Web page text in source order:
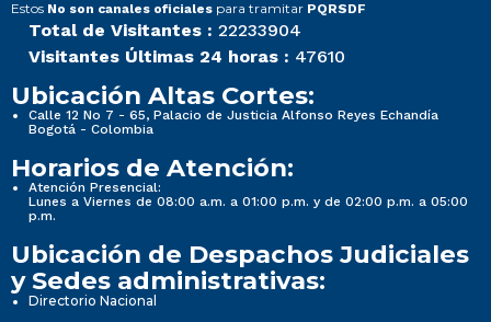
Estos No son canales oficiales para tramitar PQRSDF
Total de Visitantes : 22233904
Visitantes Últimas 24 horas : 47610
Ubicación Altas Cortes:
Calle 12 No 7 - 65, Palacio de Justicia Alfonso Reyes Echandía
Bogotá - Colombia
Horarios de Atención:
Atención Presencial:
Lunes a Viernes de 08:00 a.m. a 01:00 p.m. y de 02:00 p.m. a 05:00
p.m.
Ubicación de Despachos Judiciales
y Sedes administrativas:
Directorio Nacional